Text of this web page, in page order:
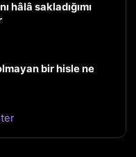
hâlâ sakladığımı
bir hisle ne